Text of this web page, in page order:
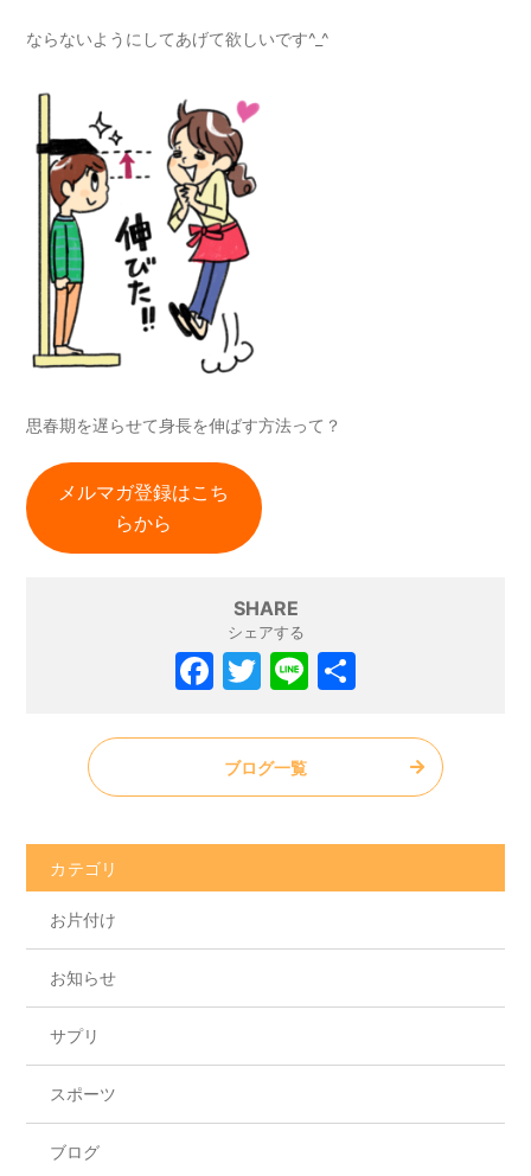
ならないようにしてあげて欲しいです^_^
思春期を遅らせて身長を伸ばす方法って？
メルマガ登録はこち
らから
SHARE
シェアする
ブログ一覧
カテゴリ
お片付け
お知らせ
サプリ
スポーツ
ブログ